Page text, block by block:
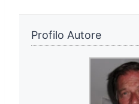
Profilo Autore